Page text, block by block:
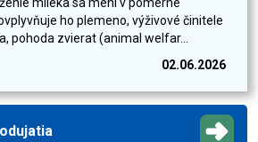
ho plemeno, výživové činitele
pohoda zvierat (animal welfar...
02.06.2026